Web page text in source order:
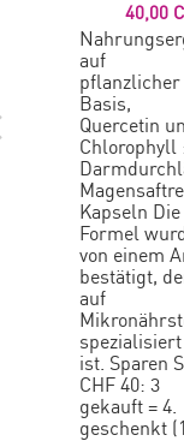
40,00
auf
pflanzlicher
Basis,
Quercetin
Chlorophyll
Kapseln Die
Formel
von einem
bestätigt,
auf
spezialisiert
ist. Sparen
CHF 40: 3
gekauft = 4.
geschenkt